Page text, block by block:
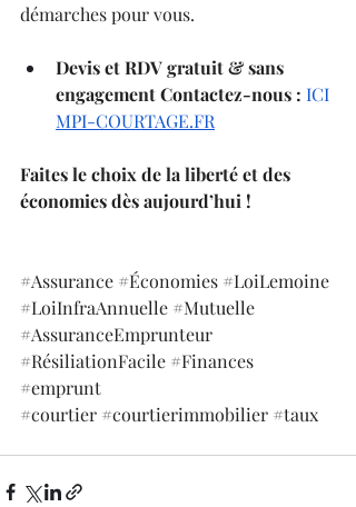
démarches pour vous.
Devis et RDV gratuit & sans
engagementContactez-nous : ICI
MPI-COURTAGE.FR
Faites le choix de la liberté et des
économies dès aujourd’hui !
#Assurance #Économies #LoiLemoine
#LoiInfraAnnuelle #Mutuelle
#AssuranceEmprunteur
#RésiliationFacile #Finances
#emprunt
#courtier #courtierimmobilier #taux